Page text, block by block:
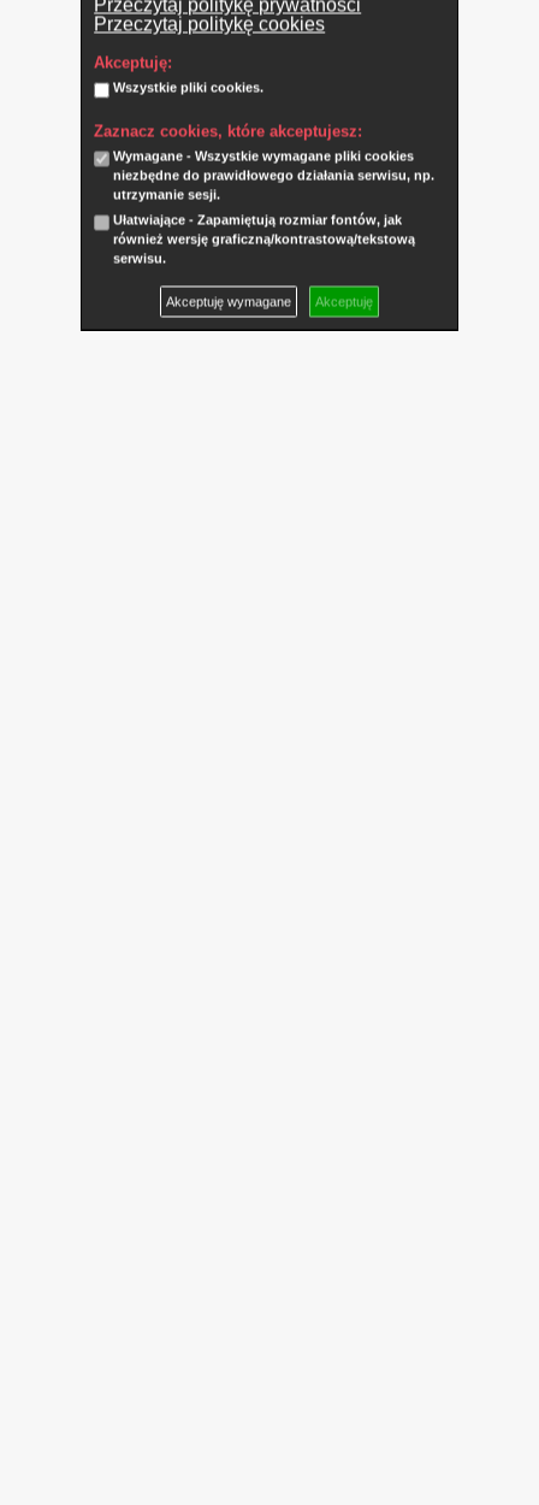
Przeczytaj politykę prywatności
Przeczytaj politykę cookies
Akceptuję:
Wszystkie pliki cookies.
Zaznacz cookies, które akceptujesz:
Wymagane - Wszystkie wymagane pliki cookies
niezbędne do prawidłowego działania serwisu, np.
utrzymanie sesji.
Ułatwiające - Zapamiętują rozmiar fontów, jak
również wersję graficzną/kontrastową/tekstową
serwisu.
Akceptuję wymagane Akceptuję